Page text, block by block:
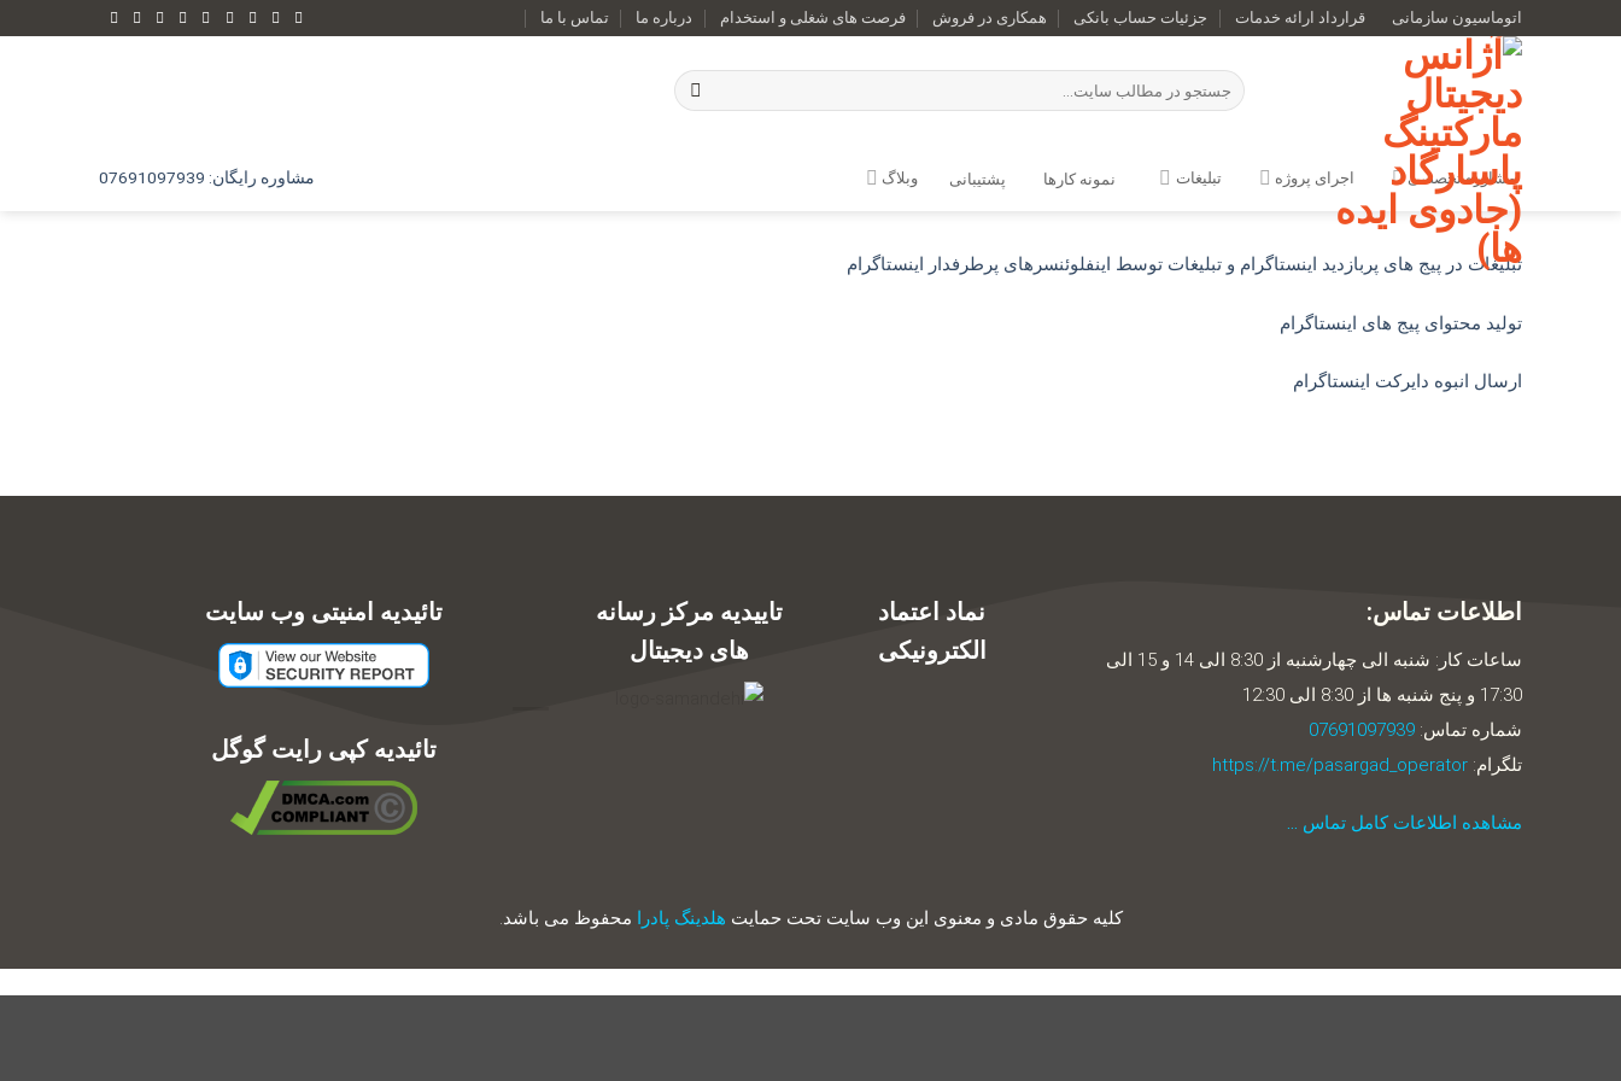
to
اتوماسیون سازمانی قرارداد ارائه خدمات جزئیات حساب بانکی همکاری در فروش فرصت های شغلی و استخدام درباره ما تماس با ما
مشاوره تخصصی اجرای پروژه تبلیغات نمونه کارها پشتیبانی وبلاگ مشاوره رایگان: 07691097939
تبلیغات در پیج های پربازدید اینستاگرام و تبلیغات توسط اینفلوئنسرهای پرطرفدار اینستاگرام
تولید محتوای پیج های اینستاگرام
ارسال انبوه دایرکت اینستاگرام
اطلاعات تماس:
ساعات کار: شنبه الی چهارشنبه از 8:30 الی 14 و 15 الی
17:30 و پنج شنبه ها از 8:30 الی 12:30
شماره تماس: 07691097939
تلگرام: https://t.me/pasargad_operator
مشاهده اطلاعات کامل تماس …
نماد اعتماد
الکترونیکی
تاییدیه مرکز رسانه
های دیجیتال
تائیدیه امنیتی وب سایت
تائیدیه کپی رایت گوگل
کلیه حقوق مادی و معنوی این وب سایت تحت حمایت هلدینگ پادرا محفوظ می باشد.